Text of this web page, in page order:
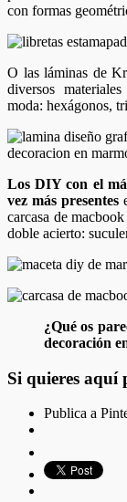
con formas
O las láminas de
diversos
moda: hexágonos,
Los DIY con el
vez más presentes
carcasa de
doble acierto:
¿Qué os
decoración
Si quieres aquí
Publica a